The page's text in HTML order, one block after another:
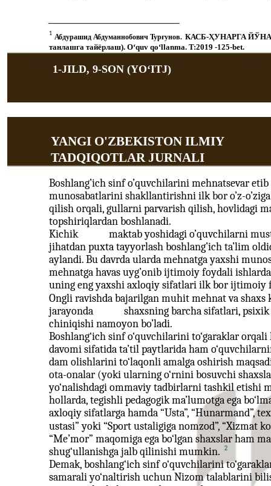
1-JILD, 9-SON (YOʻITJ)
1 Aбдурашид Aбдуманнобович Tурғунов. КАСБ-ҲУНАРГА
танлашга тайёрлаш). O‘quv qo‘llanma. T:2019 -125-bet.
YANGI O'ZBEKISTON ILMIY
TADQIQOTLAR JURNALI
Boshlang’ich sinf o’quvchilarini mehnatsevar
munosabatlarini shakllantirishni ilk bor o’z-
qilish orqali, gullarni parvarish qilish, hovlidagi
topshiriqlardan boshlanadi.
Kichik
maktab yoshidagi o’quvchilarni
jihatdan puxta tayyorlash boshlang’ich ta’lim
aylandi. Bu davrda ularda mehnatga yaxshi
mehnatga havas uyg’onib ijtimoiy foydali
uning eng yaxshi axloqiy sifatlari ilk bor ijtimoiy
Ongli ravishda bajarilgan muhit mehnat va shaxs
jarayonda
shaxsning barcha sifatlari,
chiniqishi namoyon bo’ladi.
Boshlang‘ich sinf o‘quvchilarini to‘garaklar
davomi sifatida ta’til paytlarida ham
dam olishlarini to‘laqonli amalga oshirish
ota-onalar (yoki ularning o‘rnini bosuvchi
yo‘nalishdagi ommaviy tadbirlarni tashkil etishi
hollarda, tegishli pedagogik ma’lumotga ega
axloqiy sifatlarga hamda “Usta”, “Hunarmand”,
ustasi” yoki “Sport ustaligiga nomzod”, “Xizmat
“Me’mor” maqomiga ega bo‘lgan shaxslar ham
shug‘ullanishga jalb qilinishi mumkin.
2
Demak, boshlang‘ich sinf o‘quvchilarini
samarali yo‘naltirish uchun Nizom talablarini